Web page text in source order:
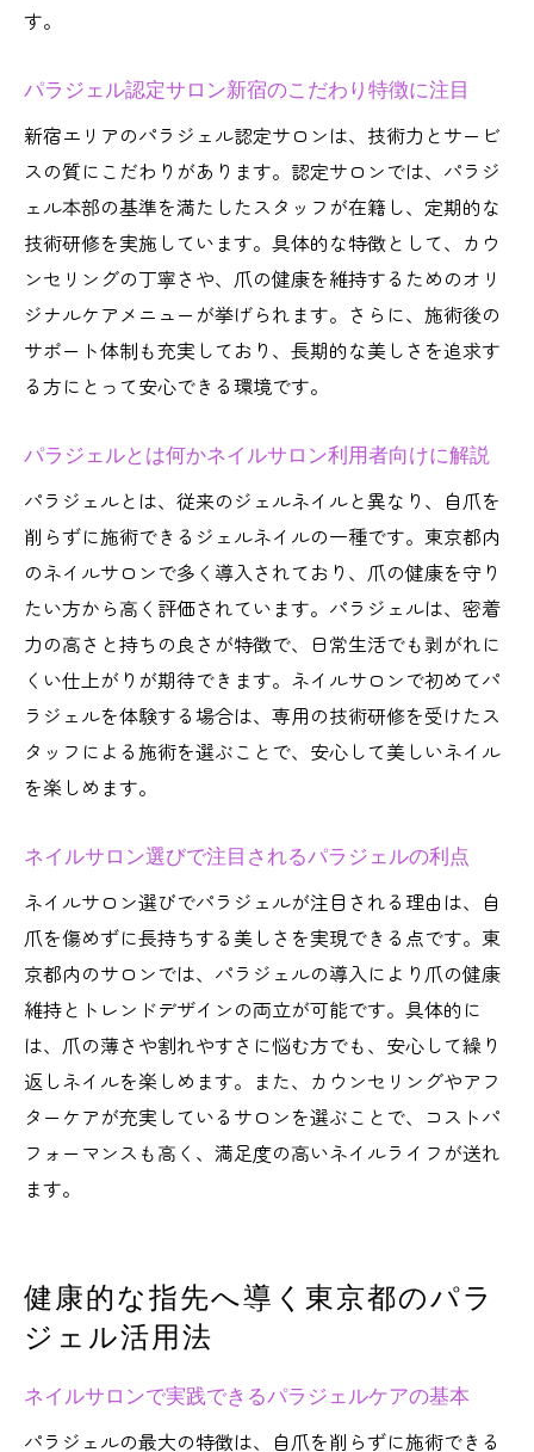
す。
パラジェル認定サロン新宿のこだわり特徴に注目
新宿エリアのパラジェル認定サロンは、技術力とサービ
スの質にこだわりがあります。認定サロンでは、パラジ
ェル本部の基準を満たしたスタッフが在籍し、定期的な
技術研修を実施しています。具体的な特徴として、カウ
ンセリングの丁寧さや、爪の健康を維持するためのオリ
ジナルケアメニューが挙げられます。さらに、施術後の
サポート体制も充実しており、長期的な美しさを追求す
る方にとって安心できる環境です。
パラジェルとは何かネイルサロン利用者向けに解説
パラジェルとは、従来のジェルネイルと異なり、自爪を
削らずに施術できるジェルネイルの一種です。東京都内
のネイルサロンで多く導入されており、爪の健康を守り
たい方から高く評価されています。パラジェルは、密着
力の高さと持ちの良さが特徴で、日常生活でも剥がれに
くい仕上がりが期待できます。ネイルサロンで初めてパ
ラジェルを体験する場合は、専用の技術研修を受けたス
タッフによる施術を選ぶことで、安心して美しいネイル
を楽しめます。
ネイルサロン選びで注目されるパラジェルの利点
ネイルサロン選びでパラジェルが注目される理由は、自
爪を傷めずに長持ちする美しさを実現できる点です。東
京都内のサロンでは、パラジェルの導入により爪の健康
維持とトレンドデザインの両立が可能です。具体的に
は、爪の薄さや割れやすさに悩む方でも、安心して繰り
返しネイルを楽しめます。また、カウンセリングやアフ
ターケアが充実しているサロンを選ぶことで、コストパ
フォーマンスも高く、満足度の高いネイルライフが送れ
ます。
健康的な指先へ導く東京都のパラ
ジェル活用法
ネイルサロンで実践できるパラジェルケアの基本
パラジェルの最大の特徴は、自爪を削らずに施術できる